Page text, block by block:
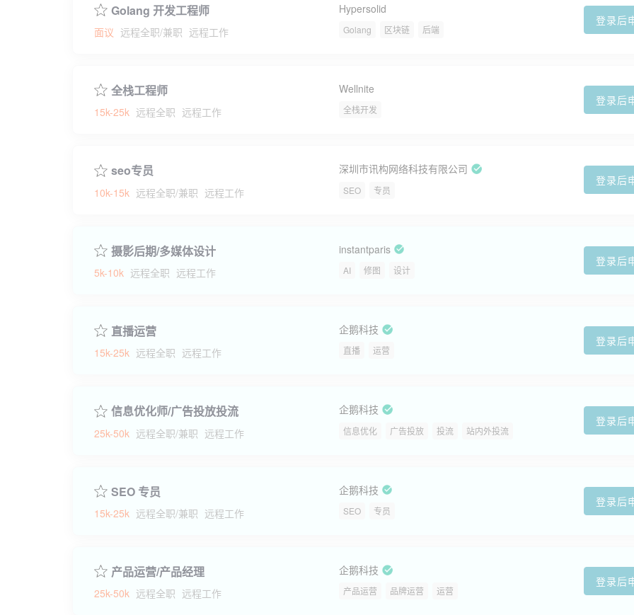
Golang 开发工程师
面议 远程全职/兼职 远程工作
Hypersolid
Golang 区块链 后端
登录后
全栈工程师
15k-25k 远程全职 远程工作
Wellnite
全栈开发
登录后
seo专员
10k-15k 远程全职/兼职 远程工作
深圳市讯构网络科技有限公司
SEO 专员
登录后
摄影后期/多媒体设计
5k-10k 远程全职 远程工作
instantparis
AI 修图 设计
登录后
直播运营
15k-25k 远程全职 远程工作
企鹅科技
直播 运营
登录后
信息优化师/广告投放投流
25k-50k 远程全职/兼职 远程工作
企鹅科技
信息优化 广告投放 投流 站内外投流
登录后
SEO 专员
15k-25k 远程全职/兼职 远程工作
企鹅科技
SEO 专员
登录后
产品运营/产品经理
25k-50k 远程全职 远程工作
企鹅科技
产品运营 品牌运营 运营
登录后